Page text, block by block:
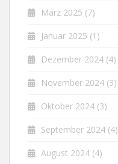
März 2025 (7)
Januar 2025 (1)
Dezember 2024 (4)
November 2024 (3)
Oktober 2024 (3)
September 2024 (4)
August 2024 (4)